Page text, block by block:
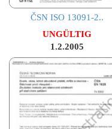
ČSN ISO 13091-2..
UNGÜLTIG
1.2.2005